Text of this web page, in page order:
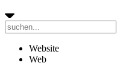
Website
Web